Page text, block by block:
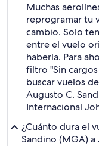
Muchas
reprogramar tu
cambio. Solo
entre el vuelo
haberla. Para
filtro "Sin
buscar vuelos
Augusto C.
Internacional
¿Cuánto dura el
Sandino (MGA) a